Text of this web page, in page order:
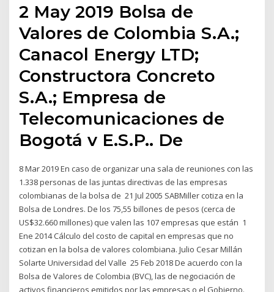
2 May 2019 Bolsa de
Valores de Colombia S.A.;
Canacol Energy LTD;
Constructora Concreto
S.A.; Empresa de
Telecomunicaciones de
Bogotá v E.S.P.. De
8 Mar 2019 En caso de organizar una sala de reuniones con las
1.338 personas de las juntas directivas de las empresas
colombianas de la bolsa de 21 Jul 2005 SABMiller cotiza en la
Bolsa de Londres. De los 75,55 billones de pesos (cerca de
US$32.660 millones) que valen las 107 empresas que están 1
Ene 2014 Cálculo del costo de capital en empresas que no
cotizan en la bolsa de valores colombiana. Julio Cesar Millán
Solarte Universidad del Valle 25 Feb 2018 De acuerdo con la
Bolsa de Valores de Colombia (BVC), las de negociación de
activos financieros emitidos por las empresas o el Gobierno.